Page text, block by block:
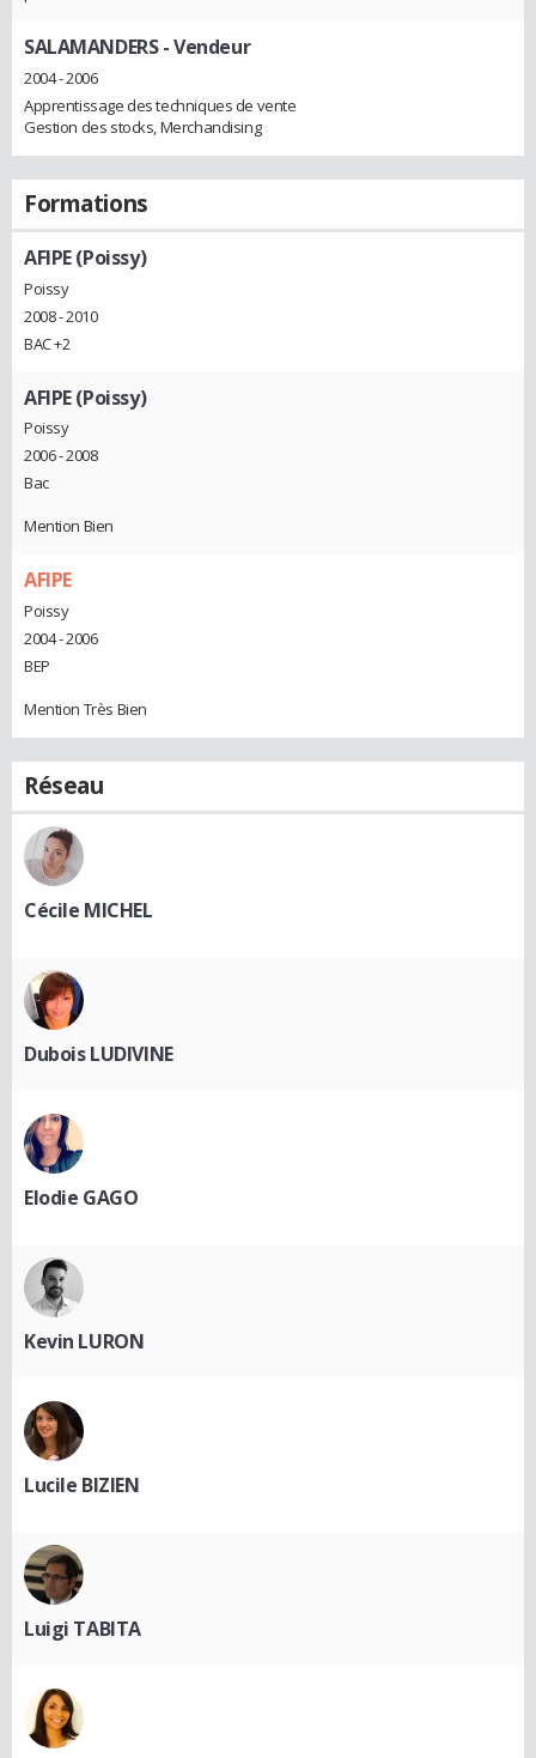
SALAMANDERS- Vendeur
2004 - 2006
Apprentissage des techniques de vente
Gestion des stocks, Merchandising
Formations
AFIPE (Poissy)
Poissy
2008 - 2010
BAC +2
AFIPE (Poissy)
Poissy
2006 - 2008
Bac
Mention Bien
AFIPE
Poissy
2004 - 2006
BEP
Mention Très Bien
Réseau
Cécile MICHEL
Dubois LUDIVINE
Elodie GAGO
Kevin LURON
Lucile BIZIEN
Luigi TABITA